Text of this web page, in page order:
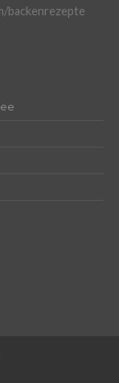
backenrezepte